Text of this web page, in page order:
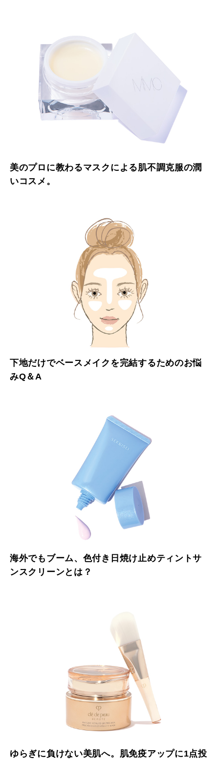
美のプロに教わるマスクによる肌不調克服の潤
いコスメ。
下地だけでベースメイクを完結するためのお悩
みQ＆A
海外でもブーム、色付き日焼け止めティントサ
ンスクリーンとは？
ゆらぎに負けない美肌へ。肌免疫アップに1点投